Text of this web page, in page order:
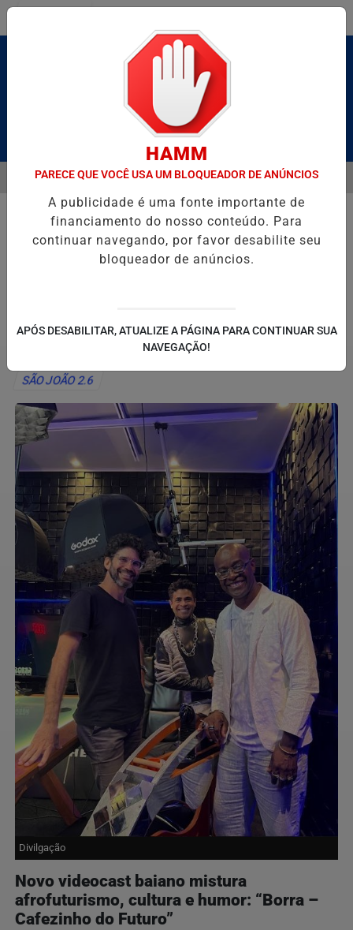
Pesquisar Notícia
HOMENAGEIA UZIEL BUENO NO TERRAÇO MINEIRO D' GUST
EM ALTA
MENU
SÃO JOÃO 2.6
Divilgação
Novo videocast baiano mistura
afrofuturismo, cultura e humor: “Borra –
Cafezinho do Futuro”
HAMM
PARECE QUE VOCÊ USA UM BLOQUEADOR DE ANÚNCIOS
A publicidade é uma fonte importante de
financiamento do nosso conteúdo. Para
continuar navegando, por favor desabilite seu
bloqueador de anúncios.
APÓS DESABILITAR, ATUALIZE A PÁGINA PARA CONTINUAR SUA
NAVEGAÇÃO!